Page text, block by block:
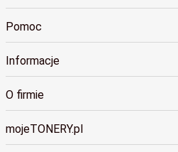
Pomoc
Informacje
O firmie
mojeTONERY.pl